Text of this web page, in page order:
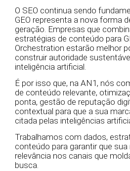
O SEO continua sendo
GEO representa a nova forma
geração. Empresas que
estratégias de conteúdo para
Orchestration estarão melhor
construir autoridade
inteligência artificial.
É por isso que, na AN1, nós
de conteúdo relevante,
ponta, gestão de reputação
contextual para que a sua
citada pelas inteligências
Trabalhamos com dados,
conteúdo para garantir que
relevância nos canais que
busca.